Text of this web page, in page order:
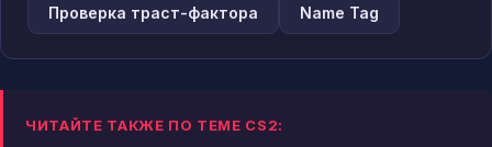
Проверка траст-фактора Name Tag
ЧИТАЙТЕ ТАКЖЕ ПО ТЕМЕ CS2: